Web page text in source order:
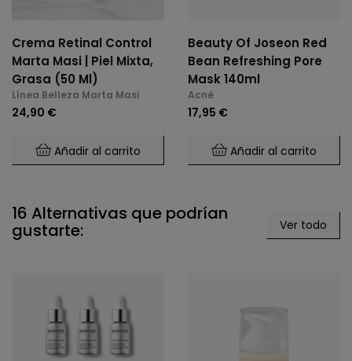
Crema Retinal Control
Marta Masi | Piel Mixta,
Grasa (50 Ml)
Línea Belleza Marta Masi
24,90 €
Añadir al carrito
Beauty Of Joseon Red
Bean Refreshing Pore
Mask 140ml
Acné
17,95 €
Añadir al carrito
16 Alternativas que podrían
gustarte: Ver todo